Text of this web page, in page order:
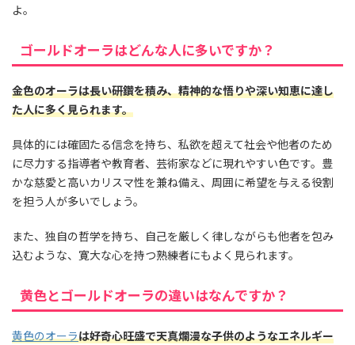
よ。
ゴールドオーラはどんな人に多いですか？
金色のオーラは長い研鑽を積み、精神的な悟りや深い知恵に達し
た人に多く見られます。
具体的には確固たる信念を持ち、私欲を超えて社会や他者のため
に尽力する指導者や教育者、芸術家などに現れやすい色です。豊
かな慈愛と高いカリスマ性を兼ね備え、周囲に希望を与える役割
を担う人が多いでしょう。
また、独自の哲学を持ち、自己を厳しく律しながらも他者を包み
込むような、寛大な心を持つ熟練者にもよく見られます。
黄色とゴールドオーラの違いはなんですか？
黄色のオーラは好奇心旺盛で天真爛漫な子供のようなエネルギー